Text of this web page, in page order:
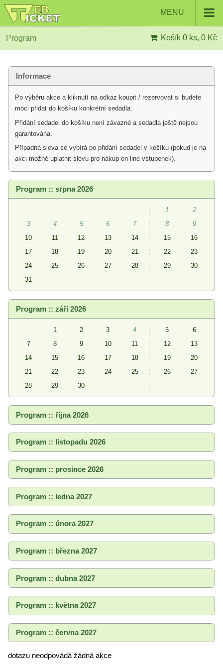
MENU
Program Košík 0 ks, 0 Kč
Informace
Po výběru akce a kliknutí na odkaz koupit / rezervovat si budete
moci přidat do košíku konkrétní sedadla.
Přidání sedadel do košíku není závazné a sedadla ještě nejsou
garantována.
Případná sleva se vybírá po přidání sedadel v košíku (pokud je na
akci možné uplatnit slevu pro nákup on-line vstupenek).
Program :: srpna 2026
¦ 1
2
3
4 5 6 7 ¦ 8
9
10
11 12 13 14 ¦ 15
16
17
18 19 20 21 ¦ 22
23
24
25 26 27 28 ¦ 29
30
31
¦
Program :: září 2026
1 2 3 4 ¦ 5
6
7
8 9 10 11 ¦ 12
13
14
15 16 17 18 ¦ 19
20
21
22 23 24 25 ¦ 26
27
28
29 30 ¦
Program :: října 2026
Program :: listopadu 2026
Program :: prosince 2026
Program :: ledna 2027
Program :: února 2027
Program :: března 2027
Program :: dubna 2027
Program :: května 2027
Program :: června 2027
dotazu neodpovádá žádná akce